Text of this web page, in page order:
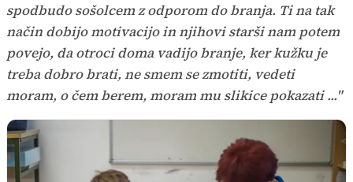
spodbudo sošolcem z odporom do branja. Ti na tak
način dobijo motivacijo in njihovi starši nam potem
povejo, da otroci doma vadijo branje, ker kužku je
treba dobro brati, ne smem se zmotiti, vedeti
moram, o čem berem, moram mu slikice pokazati ..."